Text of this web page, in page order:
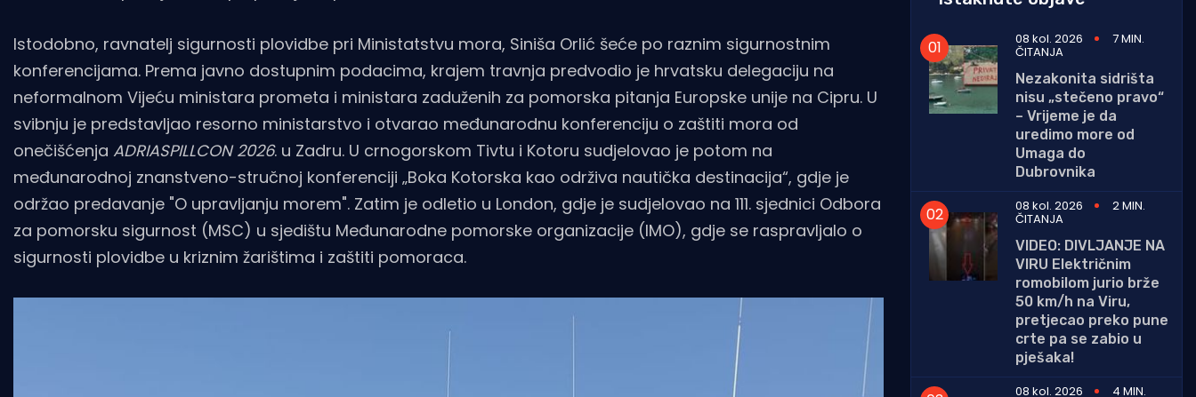
Istodobno, ravnatelj sigurnosti plovidbe pri Ministatstvu mora, Siniša Orlić šeće po raznim sigurnostnim
konferencijama. Prema javno dostupnim podacima, krajem travnja predvodio je hrvatsku delegaciju na
neformalnom Vijeću ministara prometa i ministara zaduženih za pomorska pitanja Europske unije na Cipru. U
svibnju je predstavljao resorno ministarstvo i otvarao međunarodnu konferenciju o zaštiti mora od
onečišćenja ADRIASPILLCON 2026. u Zadru. U crnogorskom Tivtu i Kotoru sudjelovao je potom na
međunarodnoj znanstveno-stručnoj konferenciji „Boka Kotorska kao održiva nautička destinacija“, gdje je
održao predavanje "O upravljanju morem". Zatim je odletio u London, gdje je sudjelovao na 111. sjednici Odbora
za pomorsku sigurnost (MSC) u sjedištu Međunarodne pomorske organizacije (IMO), gdje se raspravljalo o
sigurnosti plovidbe u kriznim žarištima i zaštiti pomoraca.
08 kol. 2026 7 MIN.
ČITANJA
Nezakonita sidrišta
nisu „stečeno pravo“
– Vrijeme je da
uredimo more od
Umaga do
Dubrovnika
08 kol. 2026
2 MIN.
ČITANJA
VIDEO: DIVLJANJE NA
VIRU Električnim
romobilom jurio brže
50 km/h na Viru,
pretjecao preko pune
crte pa se zabio u
pješaka!
08 kol. 2026
4 MIN.